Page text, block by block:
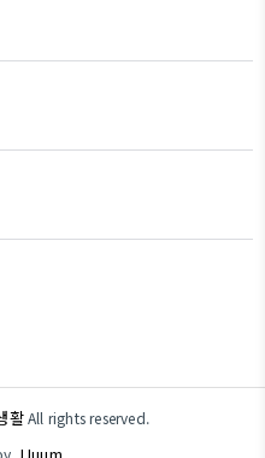
활All rights reserved.